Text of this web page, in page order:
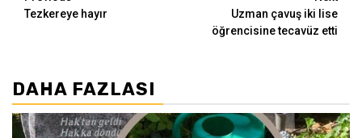
Reading
Tezkereye hayır
Uzman çavuş iki lise
öğrencisine tecavüz etti
DAHA FAZLASI